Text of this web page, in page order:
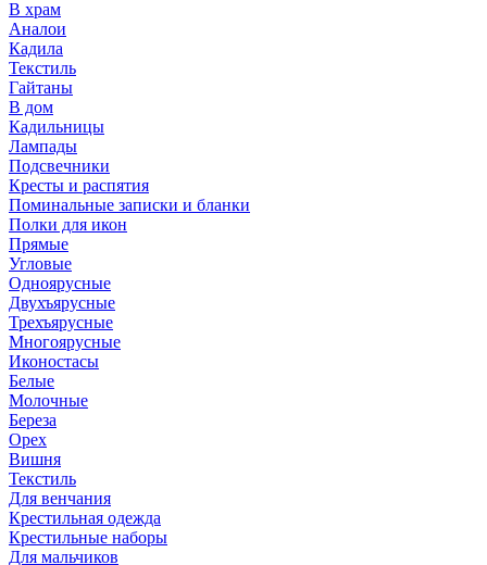
В храм
Аналои
Кадила
Текстиль
Гайтаны
В дом
Кадильницы
Лампады
Подсвечники
Кресты и распятия
Поминальные записки и бланки
Полки для икон
Прямые
Угловые
Одноярусные
Двухъярусные
Трехъярусные
Многоярусные
Иконостасы
Белые
Молочные
Береза
Орех
Вишня
Текстиль
Для венчания
Крестильная одежда
Крестильные наборы
Для мальчиков